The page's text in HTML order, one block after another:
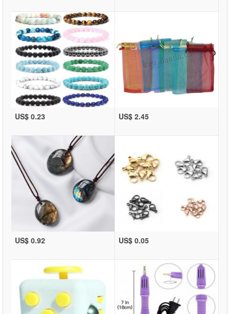
US$ 0.23 US$ 2.45
US$ 0.92 US$ 0.05